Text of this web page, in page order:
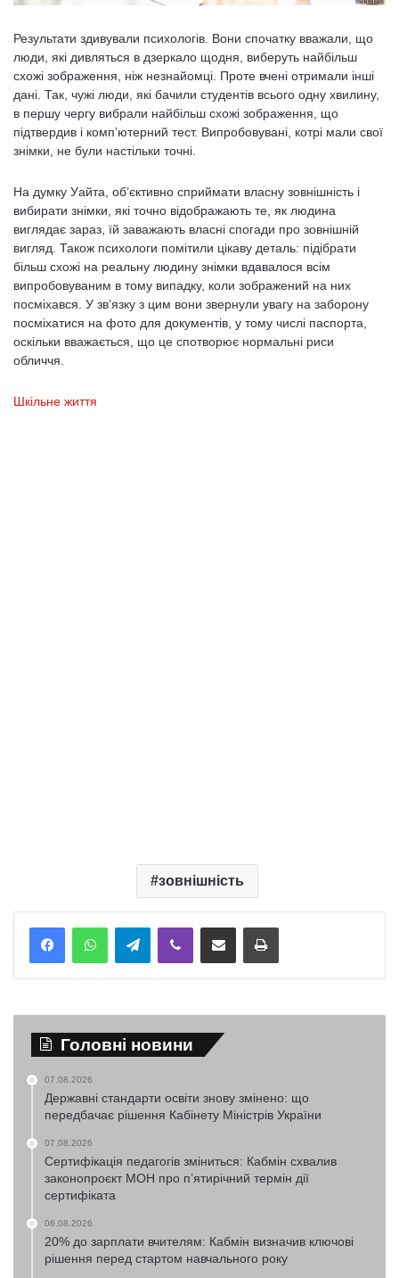
Результати здивували психологів. Вони спочатку вважали, що
люди, які дивляться в дзеркало щодня, виберуть найбільш
схожі зображення, ніж незнайомці. Проте вчені отримали інші
дані. Так, чужі люди, які бачили студентів всього одну хвилину,
в першу чергу вибрали найбільш схожі зображення, що
підтвердив і комп’ютерний тест. Випробовувані, котрі мали свої
знімки, не були настільки точні.
На думку Уайта, об’єктивно сприймати власну зовнішність і
вибирати знімки, які точно відображають те, як людина
виглядає зараз, їй заважають власні спогади про зовнішній
вигляд. Також психологи помітили цікаву деталь: підібрати
більш схожі на реальну людину знімки вдавалося всім
випробовуваним в тому випадку, коли зображений на них
посміхався. У зв’язку з цим вони звернули увагу на заборону
посміхатися на фото для документів, у тому числі паспорта,
оскільки вважається, що це спотворює нормальні риси
обличчя.
Шкільне життя
зовнішність
TelegramViber Надіслати електронною поштоюНадрукувати
Головні новини
07.08.2026
Державні стандарти освіти знову змінено: що
передбачає рішення Кабінету Міністрів України
07.08.2026
Сертифікація педагогів зміниться: Кабмін схвалив
законопроєкт МОН про п’ятирічний термін дії
сертифіката
06.08.2026
20% до зарплати вчителям: Кабмін визначив ключові
рішення перед стартом навчального року